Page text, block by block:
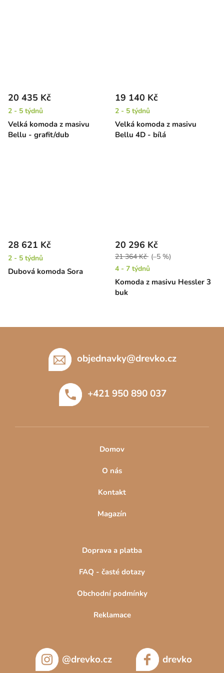
Velká komoda z masivu
Bellu - grafit/dub
20 435 Kč
2 - 5 týdnů
Velká komoda z masivu
Bellu 4D - bílá
19 140 Kč
2 - 5 týdnů
Dubová komoda Sora
28 621 Kč
2 - 5 týdnů
Komoda z masivu Hessler 3
buk
20 296 Kč
21 364 Kč (–5 %)
4 - 7 týdnů
objednavky@drevko.cz
+421 950 890 037
Domov
O nás
Kontakt
Magazín
Doprava a platba
FAQ - časté dotazy
Obchodní podmínky
Reklamace
@drevko.cz drevko